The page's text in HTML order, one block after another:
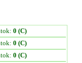
0 (C)
0 (C)
0 (C)